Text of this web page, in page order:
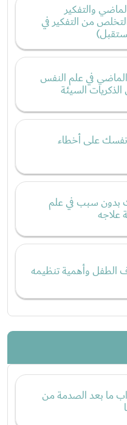
والتفكير
من التفكير في
في علم النفس
السيئة
على أخطاء
سبب في علم
علاجه
الطفل وأهمية تنظيمه
ما بعد الصدمة من